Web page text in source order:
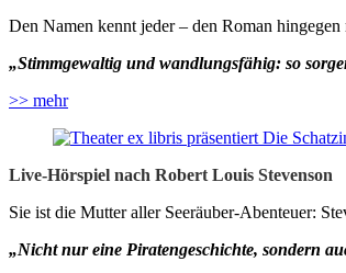
Den Namen kennt jeder – den Roman
„Stimmgewaltig und wandlungsfähig: so
>> mehr
Live-Hörspiel nach Robert Louis Stevenson
Sie ist die Mutter aller Seeräuber-Abenteuer:
„Nicht nur eine Piratengeschichte, sondern